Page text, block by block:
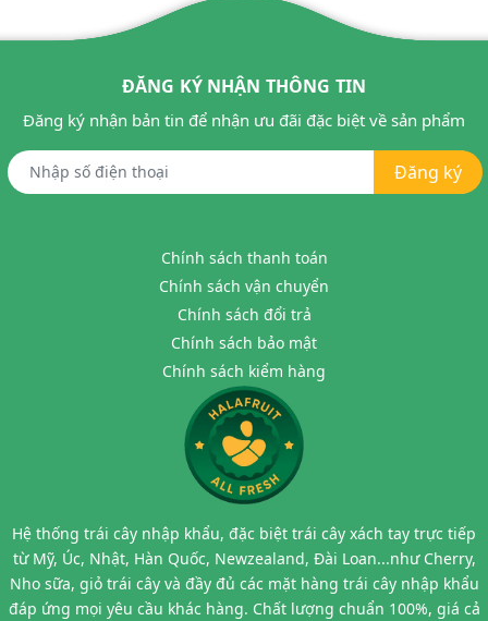
ĐĂNG KÝ NHẬN THÔNG TIN
Đăng ký nhận bản tin để nhận ưu đãi đặc biệt về sản phẩm
Đăng ký
Chính sách thanh toán
Chính sách vận chuyển
Chính sách đổi trả
Chính sách bảo mật
Chính sách kiểm hàng
Hệ thống trái cây nhập khẩu, đặc biệt trái cây xách tay trực tiếp
từ Mỹ, Úc, Nhật, Hàn Quốc, Newzealand, Đài Loan...như Cherry,
Nho sữa, giỏ trái cây và đầy đủ các mặt hàng trái cây nhập khẩu
đáp ứng mọi yêu cầu khác hàng. Chất lượng chuẩn 100%, giá cả